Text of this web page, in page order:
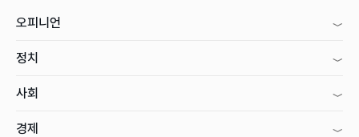
오피니언
정치
사회
경제